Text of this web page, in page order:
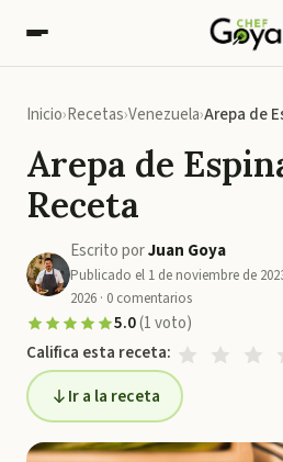
Inicio Recetas Venezuela Arepa de
Arepa de
Receta
Escrito porJuan Goya
Publicado el 1 de noviembre de
2026 · 0 comentarios
5.0(1voto)
Califica esta receta:
Ir a la receta